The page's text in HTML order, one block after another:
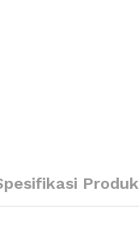
Produk